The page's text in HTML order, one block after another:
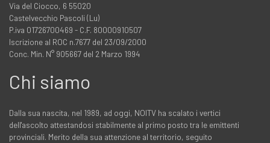
Via del Ciocco, 6 55020
Castelvecchio Pascoli (Lu)
P.iva 01726700469 - C.F. 80000910507
Iscrizione al ROC n.7677 del 23/09/2000
Conc. Min. N° 905667 del 2 Marzo 1994
Chi siamo
Dalla sua nascita, nel 1989, ad oggi, NOITV ha scalato i vertici
dell'ascolto attestandosi stabilmente al primo posto tra le emittenti
provinciali. Merito della sua attenzione al territorio, seguito